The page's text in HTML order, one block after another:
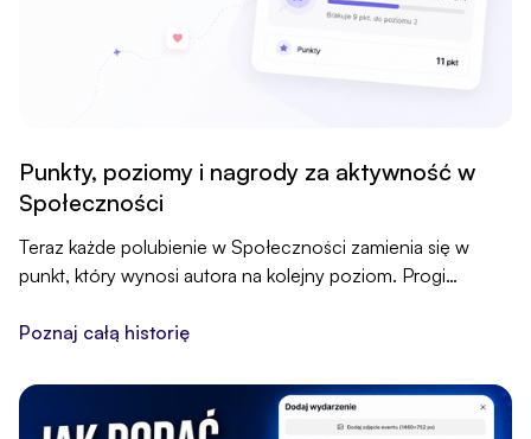
Punkty, poziomy i nagrody za aktywność w
Społeczności
Teraz każde polubienie w Społeczności zamienia się w
punkt, który wynosi autora na kolejny poziom. Progi
rankingi pokazują, kto napędza dyskusję.
Poznaj całą historię